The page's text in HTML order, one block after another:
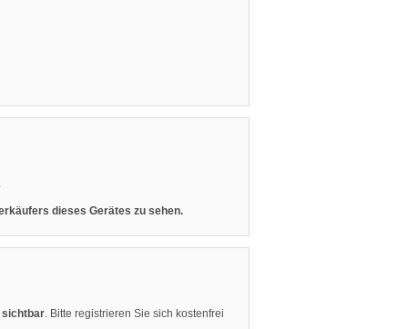
dieses Gerätes zu sehen.
sichtbar . Bitte registrieren Sie sich kostenfrei